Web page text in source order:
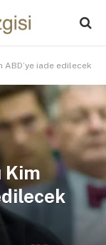
iade edilecek
Kim